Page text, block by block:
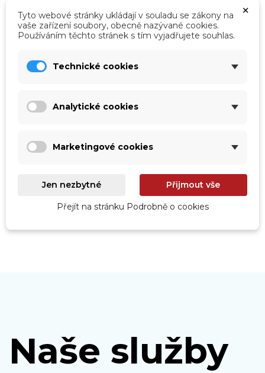
Naše služby
×
Tyto webové stránky ukládají v souladu se zákony na
vaše zařízení soubory, obecně nazývané cookies.
Používáním těchto stránek s tím vyjadřujete souhlas.
Technické cookies
Analytické cookies
Marketingové cookies
Jen nezbytné Přijmout vše
Přejít na stránku Podrobně o cookies